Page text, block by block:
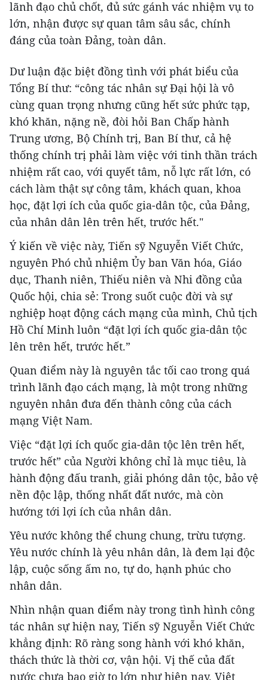
lãnh đạo chủ chốt, đủ sức gánh vác nhiệm vụ to
lớn, nhận được sự quan tâm sâu sắc, chính
đáng của toàn Đảng, toàn dân.
Dư luận đặc biệt đồng tình với phát biểu của
Tổng Bí thư: “công tác nhân sự Đại hội là vô
cùng quan trọng nhưng cũng hết sức phức tạp,
khó khăn, nặng nề, đòi hỏi Ban Chấp hành
Trung ương, Bộ Chính trị, Ban Bí thư, cả hệ
thống chính trị phải làm việc với tinh thần trách
nhiệm rất cao, với quyết tâm, nỗ lực rất lớn, có
cách làm thật sự công tâm, khách quan, khoa
học, đặt lợi ích của quốc gia-dân tộc, của Đảng,
của nhân dân lên trên hết, trước hết."
Ý kiến về việc này, Tiến sỹ Nguyễn Viết Chức,
nguyên Phó chủ nhiệm Ủy ban Văn hóa, Giáo
dục, Thanh niên, Thiếu niên và Nhi đồng của
Quốc hội, chia sẻ: Trong suốt cuộc đời và sự
nghiệp hoạt động cách mạng của mình, Chủ tịch
Hồ Chí Minh luôn “đặt lợi ích quốc gia-dân tộc
lên trên hết, trước hết.”
Quan điểm này là nguyên tắc tối cao trong quá
trình lãnh đạo cách mạng, là một trong những
nguyên nhân đưa đến thành công của cách
mạng Việt Nam.
Việc “đặt lợi ích quốc gia-dân tộc lên trên hết,
trước hết” của Người không chỉ là mục tiêu, là
hành động đấu tranh, giải phóng dân tộc, bảo vệ
nền độc lập, thống nhất đất nước, mà còn
hướng tới lợi ích của nhân dân.
Yêu nước không thể chung chung, trừu tượng.
Yêu nước chính là yêu nhân dân, là đem lại độc
lập, cuộc sống ấm no, tự do, hạnh phúc cho
nhân dân.
Nhìn nhận quan điểm này trong tình hình công
tác nhân sự hiện nay, Tiến sỹ Nguyễn Viết Chức
khẳng định: Rõ ràng song hành với khó khăn,
thách thức là thời cơ, vận hội. Vị thế của đất
nước chưa bao giờ to lớn như hiện nay. Việt